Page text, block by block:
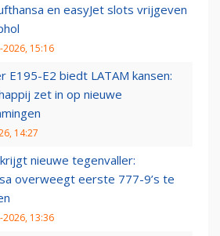
en easyJet slots vrijgeven
2026, 15:16
E195-E2 biedt LATAM kansen:
zet in op nieuwe
14:27
nieuwe tegenvaller:
overweegt eerste 777-9’s te
2026, 13:36